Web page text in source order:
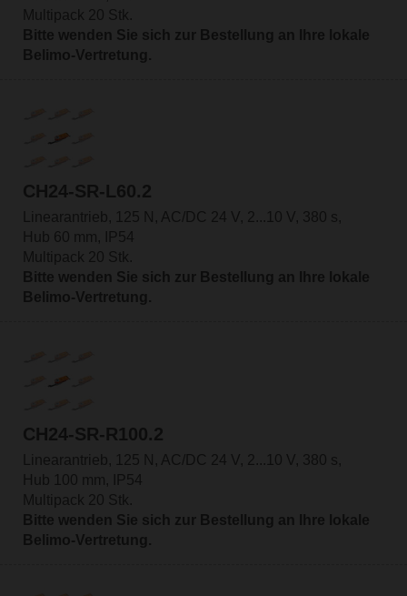
Multipack 20 Stk.
Bitte wenden Sie sich zur Bestellung an Ihre lokale
Belimo-Vertretung.
CH24-SR-L60.2
Linearantrieb, 125 N, AC/DC 24 V, 2...10 V, 380 s,
Hub 60 mm, IP54
Multipack 20 Stk.
Bitte wenden Sie sich zur Bestellung an Ihre lokale
Belimo-Vertretung.
CH24-SR-R100.2
Linearantrieb, 125 N, AC/DC 24 V, 2...10 V, 380 s,
Hub 100 mm, IP54
Multipack 20 Stk.
Bitte wenden Sie sich zur Bestellung an Ihre lokale
Belimo-Vertretung.